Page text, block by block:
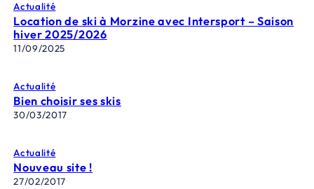
Actualité
Location de ski à Morzine avec Intersport – Saison
hiver 2025/2026
11/09/2025
Actualité
Bien choisir ses skis
30/03/2017
Actualité
Nouveau site !
27/02/2017